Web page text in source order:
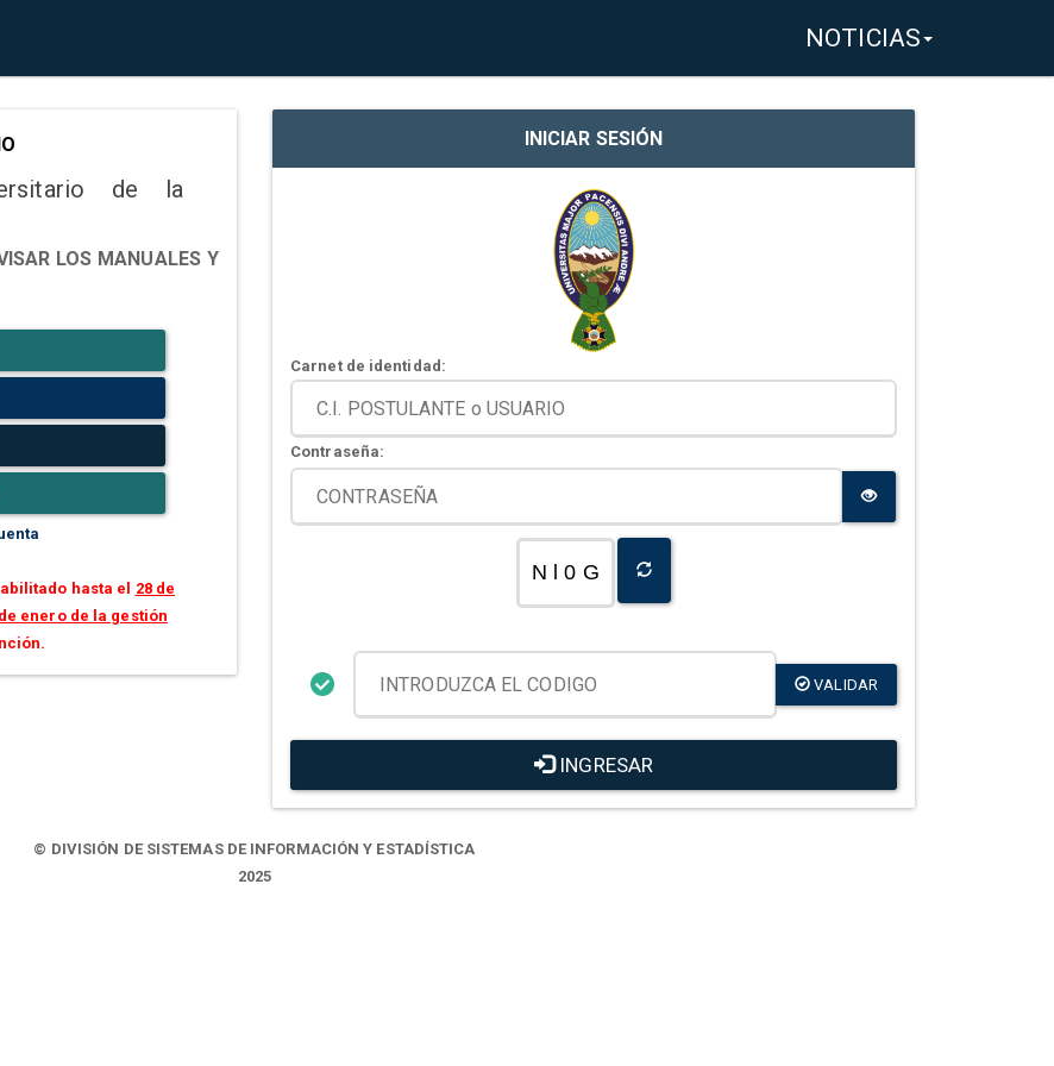
NOTICIAS
de la
LOS MANUALES Y
hasta el 28 de
enero de la gestión
INICIAR SESIÓN
Carnet de identidad:
Contraseña:
N l 0 G
VALIDAR
INGRESAR
© DIVISIÓN DE SISTEMAS DE INFORMACIÓN Y ESTADÍSTICA
2025